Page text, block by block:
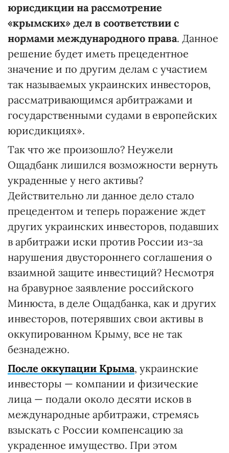
юрисдикции на рассмотрение
«крымских» дел в соответствии с
нормами международного права. Данное
решение будет иметь прецедентное
значение и по другим делам с участием
так называемых украинских инвесторов,
рассматривающимся арбитражами и
государственными судами в европейских
юрисдикциях».
Так что же произошло? Неужели
Ощадбанк лишился возможности вернуть
украденные у него активы?
Действительно ли данное дело стало
прецедентом и теперь поражение ждет
других украинских инвесторов, подавших
в арбитражи иски против России из-за
нарушения двустороннего соглашения о
взаимной защите инвестиций? Несмотря
на бравурное заявление российского
Минюста, в деле Ощадбанка, как и других
инвесторов, потерявших свои активы в
оккупированном Крыму, все не так
безнадежно.
После оккупации Крыма, украинские
инвесторы — компании и физические
лица — подали около десяти исков в
международные арбитражи, стремясь
взыскать с России компенсацию за
украденное имущество. При этом